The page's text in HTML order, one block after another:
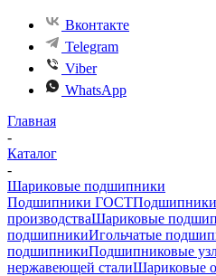
Вконтакте
Telegram
Viber
WhatsApp
Главная
-
Каталог
-
Шариковые подшипники
Подшипники ГОСТПодшипники
производстваШариковые
подшипникиИгольчатые
подшипникиПодшипниковые
нержавеющей сталиШариковые